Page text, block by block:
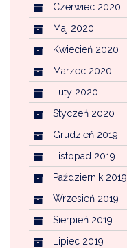
Czerwiec 2020
Maj 2020
Kwiecień 2020
Marzec 2020
Luty 2020
Styczeń 2020
Grudzień 2019
Listopad 2019
Październik 2019
Wrzesień 2019
Sierpień 2019
Lipiec 2019